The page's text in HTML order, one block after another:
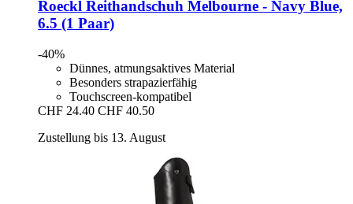
Roeckl Reithandschuh Melbourne -​ Navy Blue,
6.5 (1 Paar)
-40%
Dünnes, atmungsaktives Material
Besonders strapazierfähig
Touchscreen-kompatibel
CHF 24.40 CHF 40.50
Zustellung bis 13. August